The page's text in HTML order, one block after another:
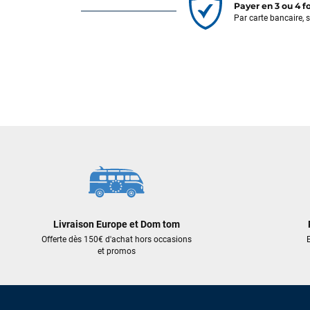
Payer en 3 ou 4
Par carte bancaire,
Livraison Europe et Dom tom
Offerte dès 150€ d'achat hors occasions
et promos